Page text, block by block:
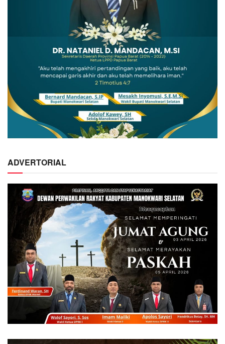
ADVERTORIAL